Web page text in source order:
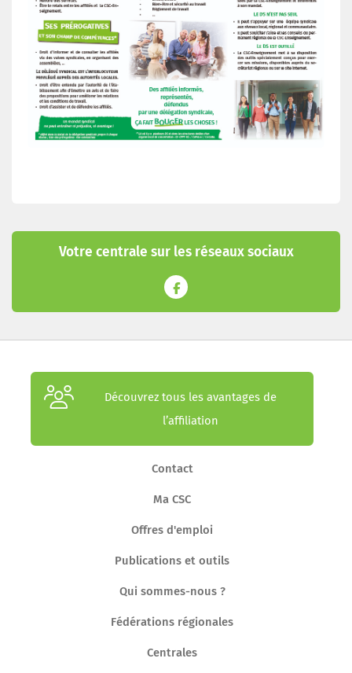
Votre centrale sur les réseaux sociaux
Découvrez tous les avantages de
l’affiliation
Contact
Ma CSC
Offres d'emploi
Publications et outils
Qui sommes-nous ?
Fédérations régionales
Centrales